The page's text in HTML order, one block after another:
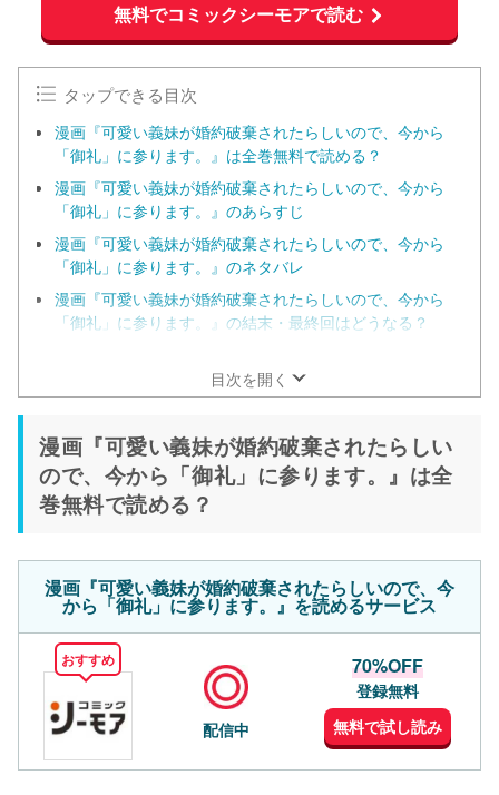
無料でコミックシーモアで読む
タップできる目次
漫画『可愛い義妹が婚約破棄されたらしいので、今から
「御礼」に参ります。』は全巻無料で読める？
漫画『可愛い義妹が婚約破棄されたらしいので、今から
「御礼」に参ります。』のあらすじ
漫画『可愛い義妹が婚約破棄されたらしいので、今から
「御礼」に参ります。』のネタバレ
漫画『可愛い義妹が婚約破棄されたらしいので、今から
「御礼」に参ります。』の結末・最終回はどうなる？
「御礼」に参ります。』をお得に読める漫画サイト一覧
目次を開く
漫画『可愛い義妹が婚約破棄されたらしい
ので、今から「御礼」に参ります。』は全
巻無料で読める？
漫画『可愛い義妹が婚約破棄されたらしいので、今
から「御礼」に参ります。』を読めるサービス
おすすめ
配信中
70%OFF
登録無料
無料で試し読み